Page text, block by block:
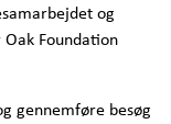
og
Foundation
gennemføre besøg